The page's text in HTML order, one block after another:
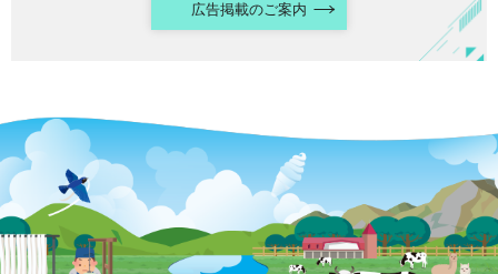
広告掲載のご案内